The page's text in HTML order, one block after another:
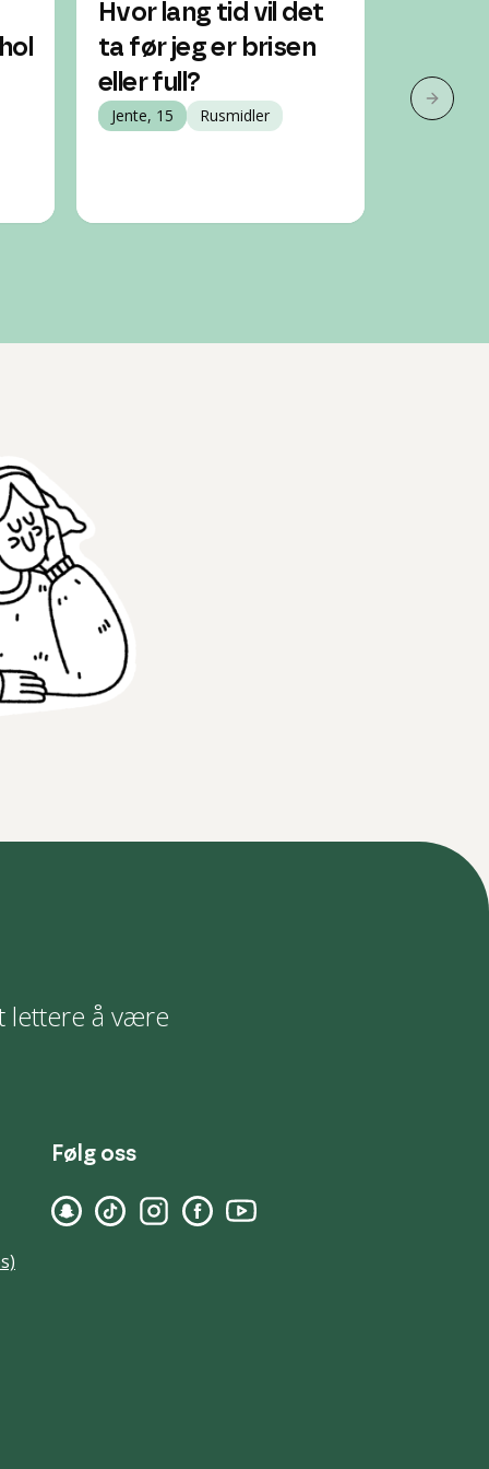
Hvor lang tid vil det
ta før jeg er brisen
eller full?
Jente, 15 Rusmidler
greit
Neste
lettere å være
Følg oss